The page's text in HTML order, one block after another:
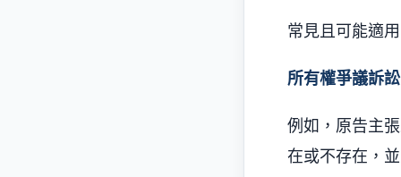
常見且可能適
所有權爭議訴訟
例如，原告主
在或不存在，